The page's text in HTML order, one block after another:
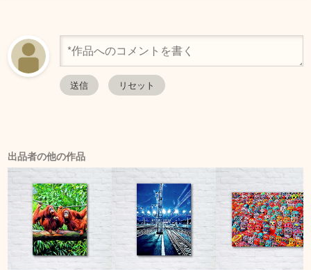
出品者の他の作品